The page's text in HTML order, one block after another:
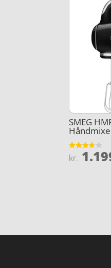
SMEG
Vurderet
3.6
kr.